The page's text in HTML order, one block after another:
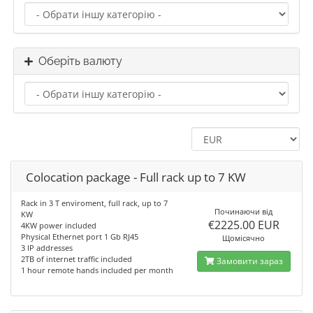
Оберіть валюту
Colocation package - Full rack up to 7 KW
Rack in 3 T enviroment, full rack, up to 7
KW
4KW power included
Physical Ethernet port 1 Gb RJ45
3 IP addresses
2TB of internet traffic included
1 hour remote hands included per month
Починаючи від
€2225.00 EUR
Щомісячно
Замовити зараз